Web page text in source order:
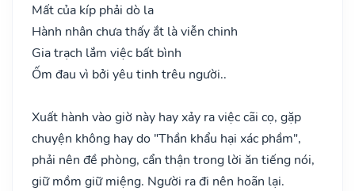
Mất của kíp phải dò la
Hành nhân chưa thấy ắt là viễn chinh
Gia trạch lắm việc bất bình
Ốm đau vì bởi yêu tinh trêu người..
Xuất hành vào giờ này hay xảy ra việc cãi cọ, gặp
chuyện không hay do "Thần khẩu hại xác phầm",
phải nên đề phòng, cẩn thận trong lời ăn tiếng nói,
giữ mồm giữ miệng. Người ra đi nên hoãn lại.